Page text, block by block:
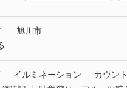
旭川市
イルミネーション カウン